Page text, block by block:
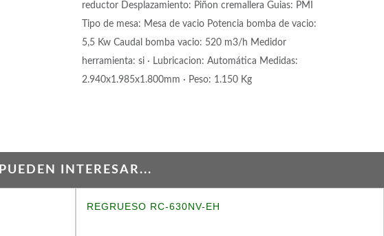
reductor Desplazamiento: Piñon cremallera Guias: PMI
Tipo de mesa: Mesa de vacio Potencia bomba de vacio:
5,5 Kw Caudal bomba vacio: 520 m3/h Medidor
herramienta: si · Lubricacion: Automática Medidas:
2.940x1.985x1.800mm · Peso: 1.150 Kg
INTERESAR...
REGRUESO RC-630NV-EH